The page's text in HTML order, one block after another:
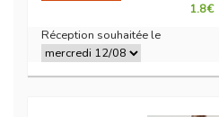
1.8€
Réception souhaitée le